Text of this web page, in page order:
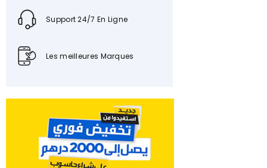
Support 24/7 En Ligne
Les meilleures Marques